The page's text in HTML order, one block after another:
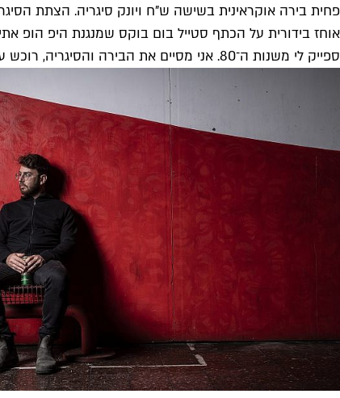
פחית בירה אוקראינית בשישה ש"ח ויונק סיגריה. הצתת
אוחז בידורית על הכתף סטייל בום בוקס שמנגנת היפ הופ
ספייק לי משנות ה־80. אני מסיים את הבירה והסיגריה, רוכש עוד פחית ונכנס לתחנה.